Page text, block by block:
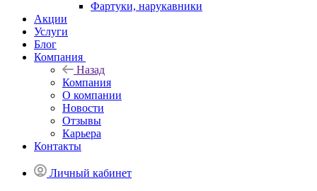
Фартуки, нарукавники
Акции
Услуги
Блог
Компания
Назад
Компания
О компании
Новости
Отзывы
Карьера
Контакты
Личный кабинет